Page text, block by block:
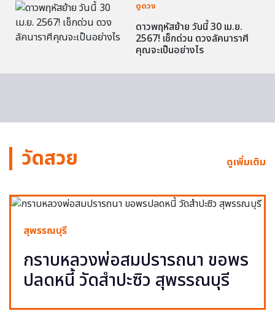
ดูดวง
ดาวพฤหัสย้าย วันนี้ 30 เม.ย.
2567! เช็กด่วน ดวงลัคนาราศี
คุณจะเป็นอย่างไร
วัดสวย ดูเพิ่มเติม
สุพรรณบุรี
กราบหลวงพ่อสมปรารถนา ขอพร
ปลดหนี้ วัดสำปะซิว สุพรรณบุรี